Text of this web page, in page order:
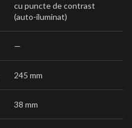
cu puncte de contrast
(auto-iluminat)
—
245 mm
38 mm